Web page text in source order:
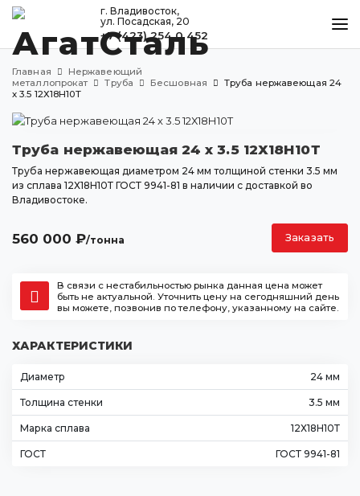
г. Владивосток,
ул. Посадская, 20
+7 (423) 254 0 452
КАТАЛОГ
МЕТАЛЛООБРАБОТКА
ДОСТАВКА И ОПЛАТА
Владивосток
+7 (423) 254 0 452
Главная
Нержавеющий
металлопрокат
Труба Бесшовная
Труба нержавеющая 24
х 3.5 12Х18Н10Т
Труба нержавеющая 24 х 3.5 12Х18Н10Т
Труба нержавеющая диаметром 24 мм толщиной стенки 3.5 мм
из сплава 12Х18Н10Т ГОСТ 9941-81 в наличии с доставкой во
Владивостоке.
560 000 ₽/тонна Заказать
В связи с нестабильностью рынка данная цена может
быть не актуальной. Уточнить цену на сегодняшний день
вы можете, позвонив по телефону, указанному на сайте.
ХАРАКТЕРИСТИКИ
Диаметр 24 мм
Толщина стенки 3.5 мм
Марка сплава 12Х18Н10Т
ГОСТ ГОСТ 9941-81